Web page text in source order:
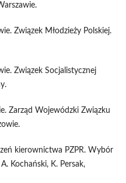
Związek Młodzieży Polskiej.
Związek Socjalistycznej
Zarząd Wojewódzki Związku
kierownictwa PZPR. Wybór
Kochański, K. Persak,